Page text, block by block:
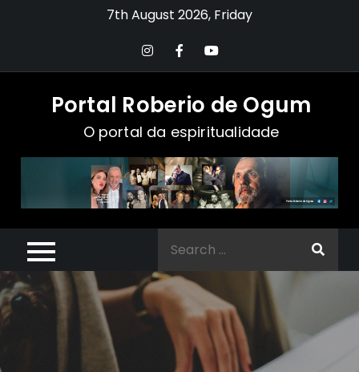
7th August 2026, Friday
Portal Roberio de Ogum
O portal da espiritualidade